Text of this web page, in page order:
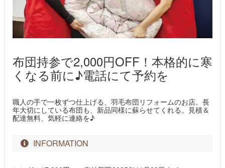
布団持参で2,000円OFF！本格的に寒
くなる前に♪電話にて予約を
職人の手で一枚ずつ仕上げる、羽毛布団リフォームのお店。長
年大切にしている布団も、新品同様に蘇らせてくれる。見積＆
配達無料、気軽に連絡を♪
INFORMATION